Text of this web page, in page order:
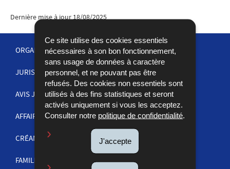
Ce site utilise des cookies essentiels
nécessaires à son bon fonctionnement,
sans usage de données à caractère
personnel, et ne pouvant pas être
refusés. Des cookies non essentiels sont
utilisés à des fins statistiques et seront
activés uniquement si vous les acceptez.
Consulter notre politique de confidentialité.
J'accepte
Dernière mise à jour18/08/2025
MENU
DE
NAVIGATION
ORGANISATION DE LA JUSTICE
JURISPRUDENCE
AVIS JUDICIAIRES
AFFAIRES PÉNALES
CRÉANCES
FAMILLE